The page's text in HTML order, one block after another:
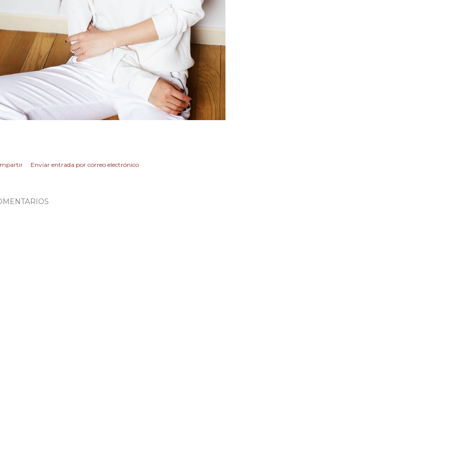
Enviar entrada por correo electrónico